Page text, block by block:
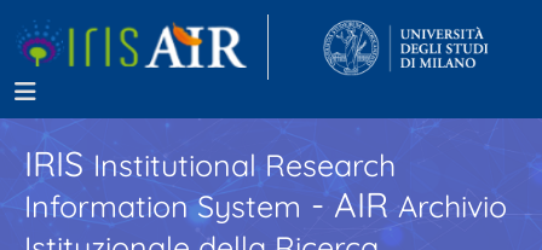
IRISInstitutional Research
Information System - AIR Archivio